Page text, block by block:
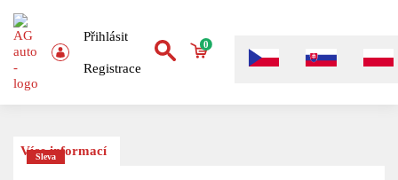
Přihlásit
Registrace
0
Více informací
Sleva